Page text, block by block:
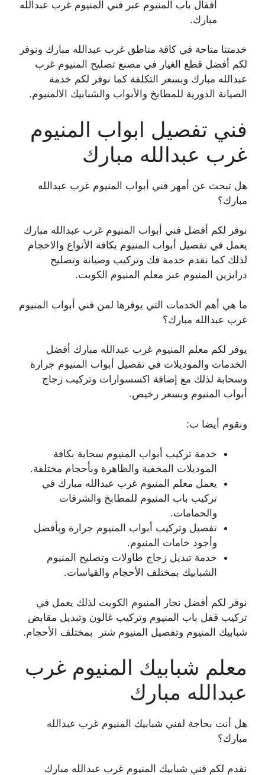
أقفال باب المنيوم عبر فني المنيوم غرب عبدالله
مبارك.
خدمتنا متاحة في كافة مناطق غرب عبدالله مبارك ونوفر
لكم أفضل قطع الغيار في مصنع تصليح المنيوم غرب
عبدالله مبارك وبسعر التكلفة كما نوفر لكم خدمة
الصيانة الدورية للمطابخ والأبواب والشبابيك الالمنيوم.
فني تفصيل ابواب المنيوم
غرب عبدالله مبارك
هل تبحث عن أمهر فني أبواب المنيوم غرب عبدالله
مبارك؟
نوفر لكم أفضل فني أبواب المنيوم غرب عبدالله مبارك
يعمل في تفصيل أبواب المنيوم بكافة الأنواع والاحجام
لذلك كما نقدم خدمة فك وتركيب وصيانة وتصليح
درابزين المنيوم عبر معلم المنيوم الكويت.
ما هي أهم الخدمات التي يوفرها لمن فني أبواب المنيوم
غرب عبدالله مبارك؟
يوفر لكم معلم المنيوم غرب عبدالله مبارك أفضل
الخدمات والموديلات في تفصيل أبواب المنيوم جرارة
وسحابة لذلك مع إضافة اكسسوارات وتركيب زجاج
أبواب المنيوم وبسعر رخيص.
ونقوم أيضا ب:
خدمة تركيب أبواب المنيوم سحابة بكافة
الموديلات المخفية والظاهرة وبأحجام مختلفة.
يعمل معلم المنيوم غرب عبدالله مبارك في
تركيب باب المنيوم للمطابخ والشرفات
والحمامات.
تفصيل وتركيب أبواب المنيوم جرارة وبأفضل
وأجود خامات المنيوم.
خدمة تبديل زجاج طاولات وتصليح المنيوم
الشبابيك بمختلف الأحجام والقياسات.
نوفر لكم أفضل نجار المنيوم الكويت لذلك يعمل في
تركيب قفل باب المنيوم وتركيب غالون وتبديل مقابض
شبابيك المنيوم وتفصيل المنيوم شتر بمختلف الأحجام.
معلم شبابيك المنيوم غرب
عبدالله مبارك
هل أنت بحاجة لفني شبابيك المنيوم غرب عبدالله
مبارك؟
نقدم لكم فني شبابيك المنيوم غرب عبدالله مبارك